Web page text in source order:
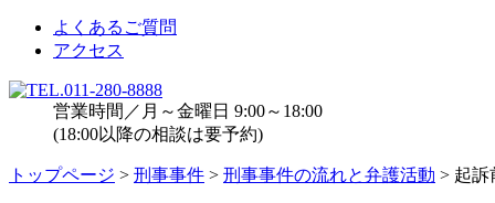
よくあるご質問
アクセス
営業時間／月～金曜日 9:00～18:00
(18:00以降の相談は要予約)
トップページ > 刑事事件 > 刑事事件の流れと弁護活動 > 起訴